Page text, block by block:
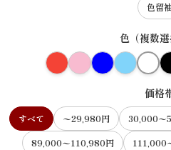
色留
色（複数選
価格
すべて 〜29,980円 30,000〜
89,000〜110,980円
111,000